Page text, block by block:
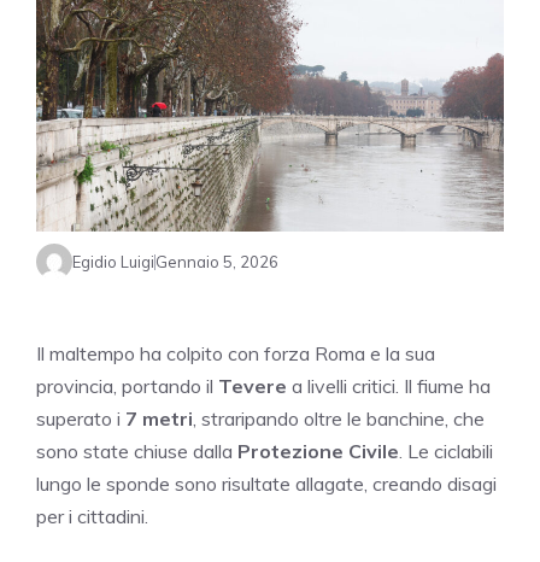
Egidio LuigiGennaio 5, 2026
Il maltempo ha colpito con forza Roma e la sua
provincia, portando il Tevere a livelli critici. Il fiume ha
superato i 7 metri, straripando oltre le banchine, che
sono state chiuse dalla Protezione Civile. Le ciclabili
lungo le sponde sono risultate allagate, creando disagi
per i cittadini.